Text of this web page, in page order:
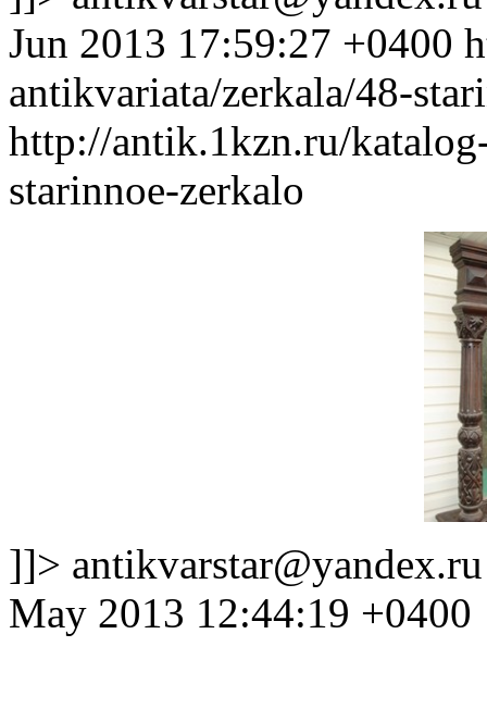
Jun 2013 17:59:27 +0400
antikvariata/zerkala/48-
http://antik.1kzn.ru/
starinnoe-zerkalo
]]> antikvarstar@yandex.ru
May 2013 12:44:19 +0400